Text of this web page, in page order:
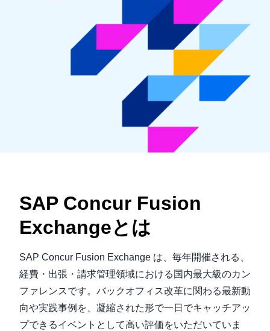
SAP Concur Fusion
Exchangeとは
SAP Concur Fusion Exchange は、毎年開催される、
経費・出張・請求管理領域における国内最大級のカン
ファレンスです。バックオフィス改革に関わる最新動
向や実践事例を、凝縮された形で一日でキャッチアッ
プできるイベントとして高い評価をいただいていま